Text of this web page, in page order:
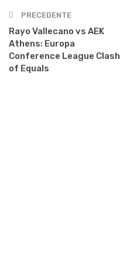
PRECEDENTE
Rayo Vallecano vs AEK
Athens: Europa
Conference League Clash
of Equals